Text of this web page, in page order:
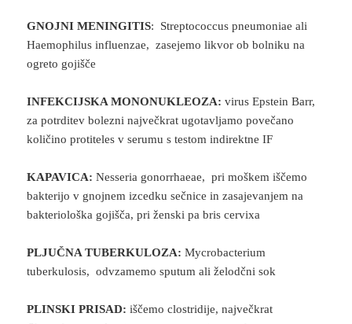
GNOJNI MENINGITIS: Streptococcus pneumoniae ali
Haemophilus influenzae, zasejemo likvor ob bolniku na
ogreto gojišče
INFEKCIJSKA MONONUKLEOZA: virus Epstein Barr,
za potrditev bolezni največkrat ugotavljamo povečano
količino protiteles v serumu s testom indirektne IF
KAPAVICA:Nesseria gonorrhaeae, pri moškem iščemo
bakterijo v gnojnem izcedku sečnice in zasajevanjem na
bakteriološka gojišča, pri ženski pa bris cervixa
PLJUČNA TUBERKULOZA: Mycrobacterium
tuberkulosis, odvzamemo sputum ali želodčni sok
PLINSKI PRISAD:iščemo clostridije, največkrat